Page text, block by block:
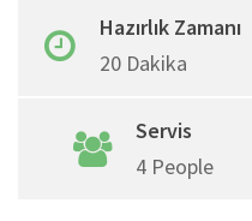
Hazırlık Zamanı
20 Dakika
Servis
4 People